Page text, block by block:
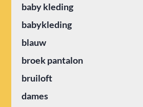
baby kleding
babykleding
blauw
broek pantalon
bruiloft
dames